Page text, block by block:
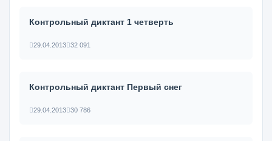
Контрольный диктант 1 четверть
29.04.2013 32 091
Контрольный диктант Первый снег
29.04.2013 30 786